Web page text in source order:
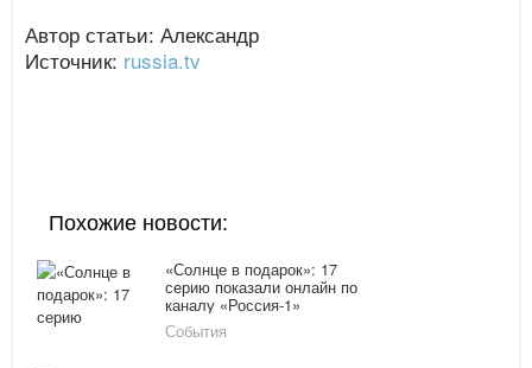
Автор статьи: Александр
Источник: russia.tv
Похожие новости:
«Солнце в подарок»: 17
серию показали онлайн по
каналу «Россия-1»
10.02.16
События